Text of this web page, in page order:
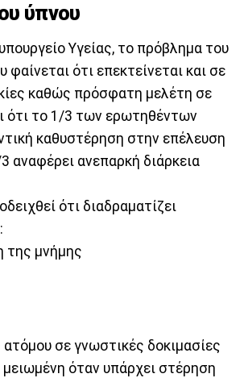
ύπνου
Υγείας, το πρόβλημα του
φαίνεται ότι επεκτείνεται και σε
καθώς πρόσφατη μελέτη σε
ότι το 1/3 των ερωτηθέντων
καθυστέρηση στην επέλευση
αναφέρει ανεπαρκή διάρκεια
ότι διαδραματίζει
της μνήμης
σε γνωστικές δοκιμασίες
μειωμένη όταν υπάρχει στέρηση